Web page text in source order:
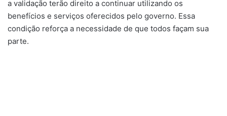
a validação terão direito a continuar utilizando os
benefícios e serviços oferecidos pelo governo. Essa
condição reforça a necessidade de que todos façam sua
parte.